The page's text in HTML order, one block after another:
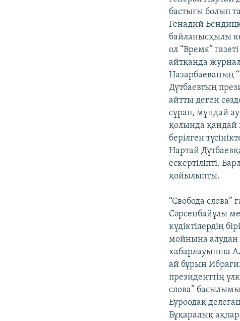
бастығы болып
Генадий
байланысқылы
ол “Время”
айтқанда
Назарбаеваның
Дүтбаевтың
айтты деген
сұрап, мұндай
қолында қандай
берілген
Нартай
ескертіліпті.
қойылыпты.
“Свобода
Сәрсенбайұлы
күдіктілердің
мойнына алудан
хабарлауынша
ай бұрын
президенттің
слова”
Еуроодақ
Бұқаралық